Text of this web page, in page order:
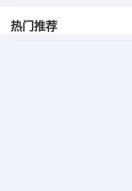
热门推荐